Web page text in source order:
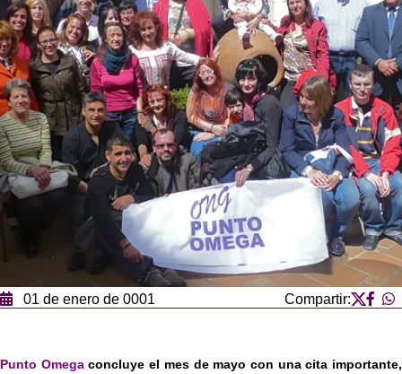
01 de enero de 0001 Compartir:
Punto Omegaconcluye el mes de mayo con una cita importante,